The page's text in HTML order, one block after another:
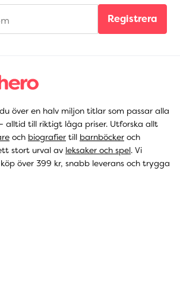
Registrera
över en halv miljon titlar som passar alla
alltid till riktigt låga priser. Utforska allt
och biografier till barnböcker och
stort urval av leksaker och spel. Vi
över 399 kr, snabb leverans och trygga